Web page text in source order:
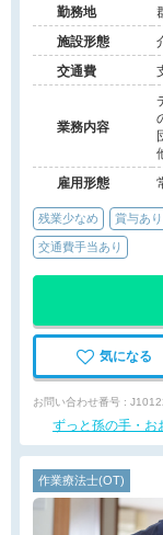
勤務地
施設形態
交通費
業務内容
雇用形態
残業少なめ 賞与あり
交通費手当あり
気になる
お問い合わせ番号 :
ずっと孫の手・お
作業療法士(OT)